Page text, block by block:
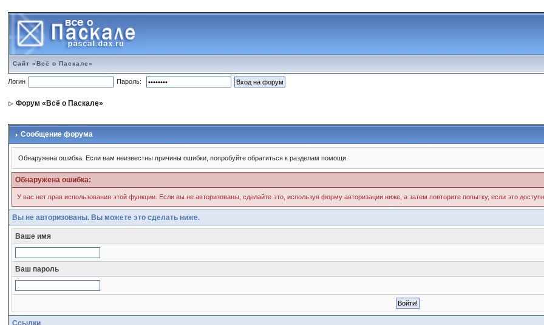
Сайт «Всё о Паскале»
Логин Пароль:
Форум «Всё о Паскале»
Сообщение форума
Обнаружена ошибка. Если вам неизвестны причины ошибки, попробуйте обратиться к разделам помощи.
Обнаружена ошибка:
У вас нет прав использования этой функции. Если вы не авторизованы, сделайте это, используя форму авторизации ниже, а затем повторите попытку, если это
Вы не авторизованы. Вы можете это сделать ниже.
Ваше имя
Ваш пароль
Ссылки